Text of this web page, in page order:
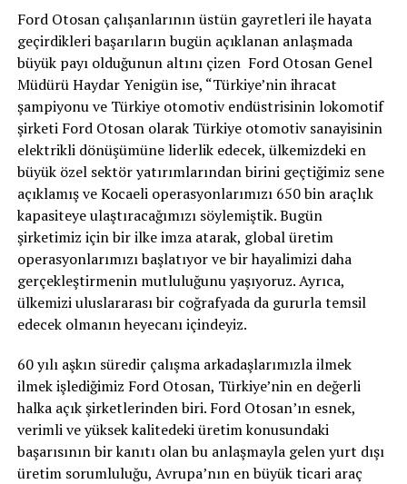
Ford Otosan çalışanlarının üstün gayretleri ile hayata
geçirdikleri başarıların bugün açıklanan anlaşmada
büyük payı olduğunun altını çizen Ford Otosan Genel
Müdürü Haydar Yenigün ise, “Türkiye’nin ihracat
şampiyonu ve Türkiye otomotiv endüstrisinin lokomotif
şirketi Ford Otosan olarak Türkiye otomotiv sanayisinin
elektrikli dönüşümüne liderlik edecek, ülkemizdeki en
büyük özel sektör yatırımlarından birini geçtiğimiz sene
açıklamış ve Kocaeli operasyonlarımızı 650 bin araçlık
kapasiteye ulaştıracağımızı söylemiştik. Bugün
şirketimiz için bir ilke imza atarak, global üretim
operasyonlarımızı başlatıyor ve bir hayalimizi daha
gerçekleştirmenin mutluluğunu yaşıyoruz. Ayrıca,
ülkemizi uluslararası bir coğrafyada da gururla temsil
edecek olmanın heyecanı içindeyiz.
60 yılı aşkın süredir çalışma arkadaşlarımızla ilmek
ilmek işlediğimiz Ford Otosan, Türkiye’nin en değerli
halka açık şirketlerinden biri. Ford Otosan’ın esnek,
verimli ve yüksek kalitedeki üretim konusundaki
başarısının bir kanıtı olan bu anlaşmayla gelen yurt dışı
üretim sorumluluğu, Avrupa’nın en büyük ticari araç